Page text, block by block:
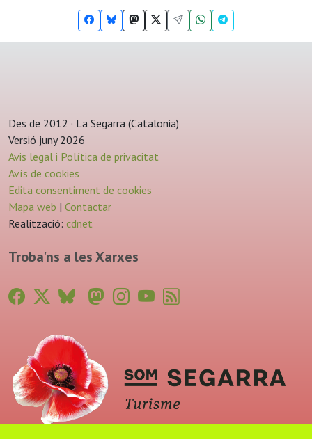
Des de 2012 · La Segarra (Catalonia)
Versió juny 2026
Avis legal i Política de privacitat
Avís de cookies
Edita consentiment de cookies
Mapa web | Contactar
Realització: cdnet
Troba'ns a les Xarxes